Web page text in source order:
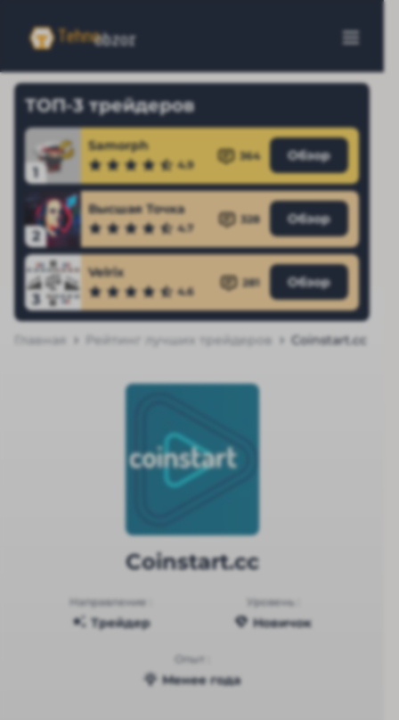
ТОП-3 трейдеров
1
Samorph
4.9
364 Обзор
2
Высшая Точка
4.7
328 Обзор
3
Velrix
4.6
281 Обзор
Главная Рейтинг лучших трейдеров Coinstart.cc
Coinstart.cc
Направление :
Трейдер
Уровень :
Новичок
Опыт :
Менее года